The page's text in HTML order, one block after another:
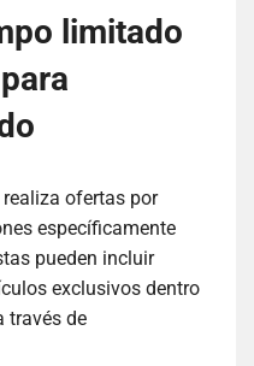
limitado
ofertas por
específicamente
pueden incluir
exclusivos dentro
través de